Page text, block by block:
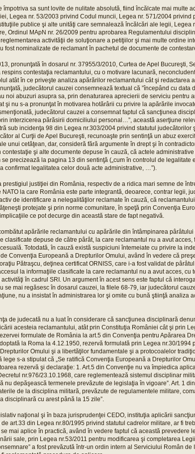
sa sunt lovite de nulitate absolută, fiind încălcate mai multe
Legea nr. 53/2003 privind Codul muncii, Legea nr. 571/2004 privind
publice şi alte unităţi care semnalează încălcări ale legii, Legea
Ordinul MApN nr. 26/2009 pentru aprobarea Regulamentului
activităţii de soluţionare a petiţiilor şi mai multe ordine
fost nominalizate de reclamant în pachetul de documente de
pronunţată în dosarul nr. 37955/3/2010, Curtea de Apel Bucureşti,
contestaţia reclamantului, cu o motivare lacunară,
atât în ce priveşte analiza apărărilor reclamantului cât şi redactarea
judecătorul cauzei consemnează textual că ”începând cu data
noi abuzuri asupra sa, prin denaturarea aprecierii de serviciu pentru
şi nu s-a pronunţat în motivarea hotărârii cu privire la apărările
judecătorul cauzei a consemnat faptul că sancţiunea
interzicerea părăsirii domiciliului personal…”, această aserţiune
sub incidenţa 98 din Legea nr.303/2004 privind statutul judecătorilor
al Curţii de Apel Bucureşti, recunoaşte prin sentinţă un abuz
unui cetăţean, dar, consideră fără argumente în drept şi în
şi alte documente depuse în cauză, că actele
precizează la pagina 13 din sentinţă („cum în controlul de legalitate
confirmat legalitatea celor două acte administrative, …”).
prestigiul justiţiei din România, respectiv de a ridica mari semne de
la care România este parte integrantă, deoarece, contrar legii,
de identificare a nelegalităţilor reclamate în cauză, că
protejate şi prin norme comunitare, în speţă prin Convenţia
ce pot decurge din această stare de fapt negativă.
apărările reclamantului cu apărările din întâmpinarea pârâtului
clasificate depuse de către pârât, la care reclamantul nu a avut acces,
Totodată, în cauză există suspiciuni întemeiate cu privire la
Convenţia Europeană a Drepturilor Omului, având în vedere că
Pătraşcu, deţinea certificat ORNISS, care i-a fost validat de pârâtul
la informaţiile clasificate la care reclamantul nu a avut acces, cu
în cadrul SRI. Un argument în acest sens este faptul că
se mai regăsesc în dosarul cauzei, la filele 68-79, iar judecătorul
nu a insistat în administrarea lor şi omite cu bună ştiinţă analiza
de judecată nu a luat în considerare că sancţiunea disciplinară
acesteia reclamantului, atât prin Constituţia României cât şi prin
formulate de România la art.5 din Convenţia pentru Apărarea
la Roma la 4.12.1950, rezervă formulată prin Legea nr.30/1994
Omului şi a libertăţilor fundamentale şi a protocoalelor
s-a stipulat că „Se ratifică Convenţia Europeană a Drepturilor
rezervă şi declaraţie: 1. Art.5 din Convenţie nu va împiedica
nr.976/23.10.1968, care reglementează sistemul disciplinar
nu depăşească termenele prevăzute de legislaţia în vigoare”. Art. 1 din
de la disciplina militară, prevăzute de regulamentele militare,
disciplinară cu arest până la 15 zile”.
naţional şi în baza jurisprudenţei CEDO, instituţia aplicării
art.33 din Legea nr.80/1995 privind statutul cadrelor militare, ar fi
mai aplice în practică, având în vedere faptul că această prevedere
sale, prin Legea nr.53/2011 pentru modificarea şi completarea Legii
a fost prevăzută într-un ordin intern al Serviciului Român de